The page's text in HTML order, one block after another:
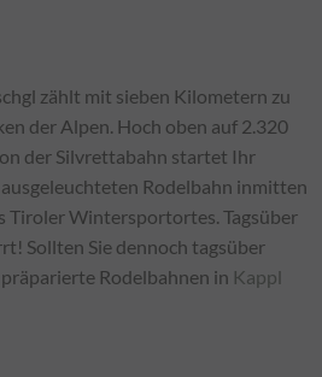
zählt mit sieben Kilometern zu
der Alpen. Hoch oben auf 2.320
der Silvrettabahn startet Ihr
Rodelbahn inmitten
Tiroler Wintersportortes. Tagsüber
Sollten Sie dennoch tagsüber
Rodelbahnen in Kappl